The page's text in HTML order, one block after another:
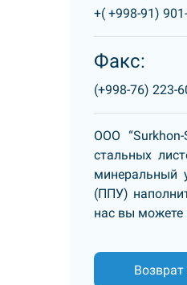
+( +998-91)
Факс:
(+998-76) 223-
ООО
стальных
минеральный
(ППУ)
нас вы можете
Возврат